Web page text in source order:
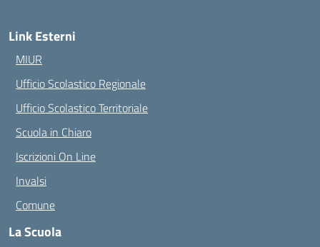
Link Esterni
MIUR
Ufficio Scolastico Regionale
Ufficio Scolastico Territoriale
Scuola in Chiaro
Iscrizioni On Line
Invalsi
Comune
La Scuola